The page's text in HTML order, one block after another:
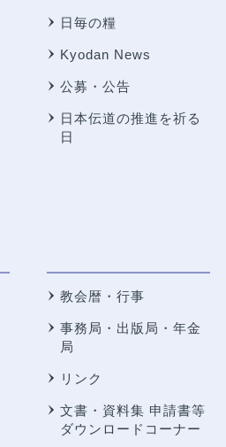
日毎の糧
Kyodan News
公募・公告
日本伝道の推進を祈る
日
教会暦・行事
事務局・出版局・年金
局
リンク
文書・資料集 申請書等
ダウンロードコーナー